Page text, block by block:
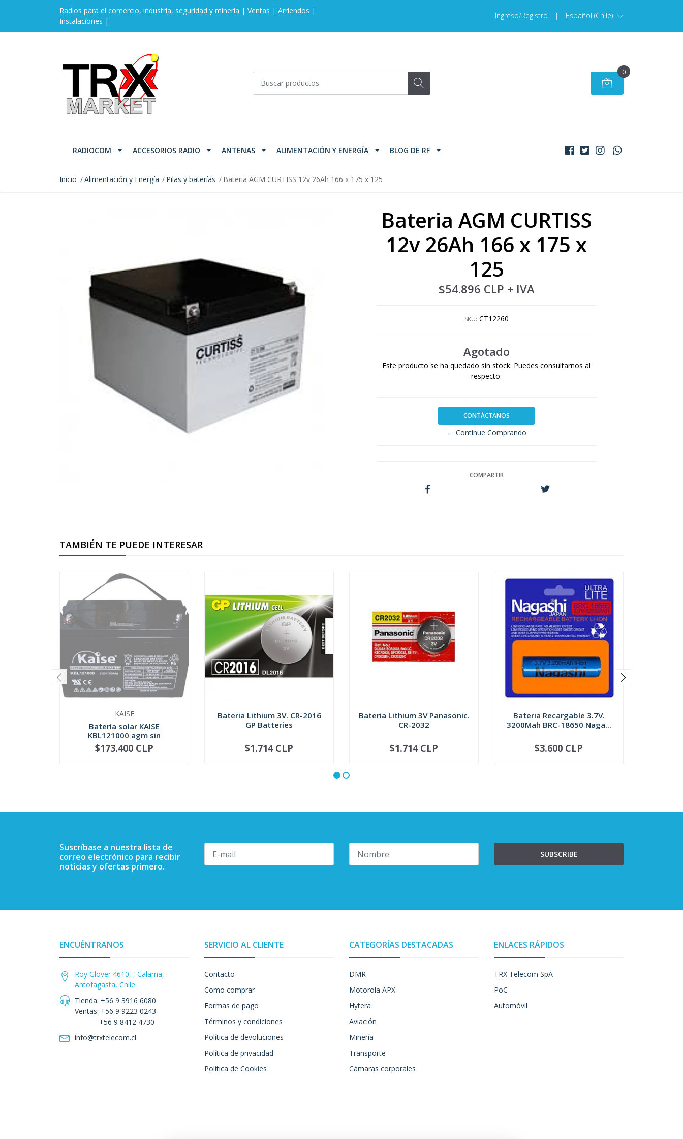
Radios para el comercio, industria, seguridad y minería | Ventas | Arriendos |
Instalaciones |
Ingreso/Registro | Español (Chile)
0
RADIOCOM ACCESORIOS RADIO ANTENAS ALIMENTACIÓN Y ENERGÍA BLOG DE RF
Inicio Alimentación y Energía Pilas y baterías Bateria AGM CURTISS 12v 26Ah 166 x 175 x 125
Bateria AGM CURTISS
12v 26Ah 166 x 175 x
125
$54.896 CLP + IVA
SKU: CT12260
Agotado
Este producto se ha quedado sin stock. Puedes consultarnos al
respecto.
CONTÁCTANOS
← Continue Comprando
COMPARTIR
TAMBIÉN TE PUEDE INTERESAR
KAISE
Batería solar KAISE
KBL121000 agm sin
mantenimi...
NO DISPONIBLE
$173.400 CLP
Bateria Lithium 3V. CR-2016
GP Batteries
+
$1.714 CLP
Bateria Lithium 3V Panasonic.
CR-2032
+
$1.714 CLP
Bateria Recargable 3.7V.
3200Mah BRC-18650 Naga...
+
$3.600 CLP
Suscríbase a nuestra lista de
correo electrónico para recibir
noticias y ofertas primero.
SUBSCRIBE
ENCUÉNTRANOS
Roy Glover 4610, , Calama,
Antofagasta, Chile
Tienda: +56 9 3916 6080
Ventas: +56 9 9223 0243
+56 9 8412 4730
info@trxtelecom.cl
SERVICIO AL CLIENTE
Contacto
Como comprar
Formas de pago
Términos y condiciones
Política de devoluciones
Política de privacidad
Política de Cookies
CATEGORÍAS DESTACADAS
DMR
Motorola APX
Hytera
Aviación
Minería
Transporte
Cámaras corporales
ENLACES RÁPIDOS
TRX Telecom SpA
PoC
Automóvil